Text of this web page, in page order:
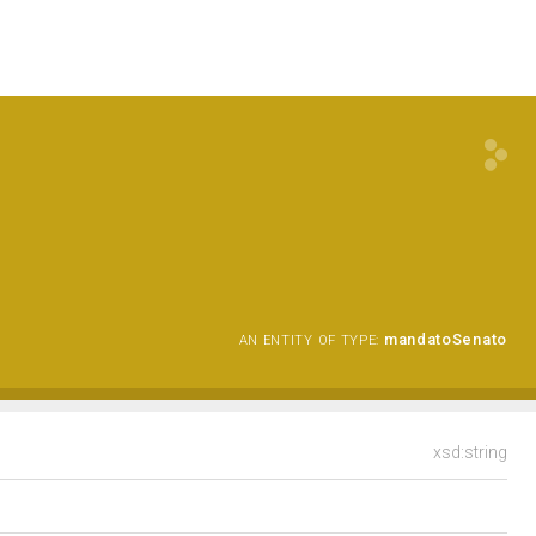
AN ENTITY OF TYPE: mandatoSenato
xsd:string